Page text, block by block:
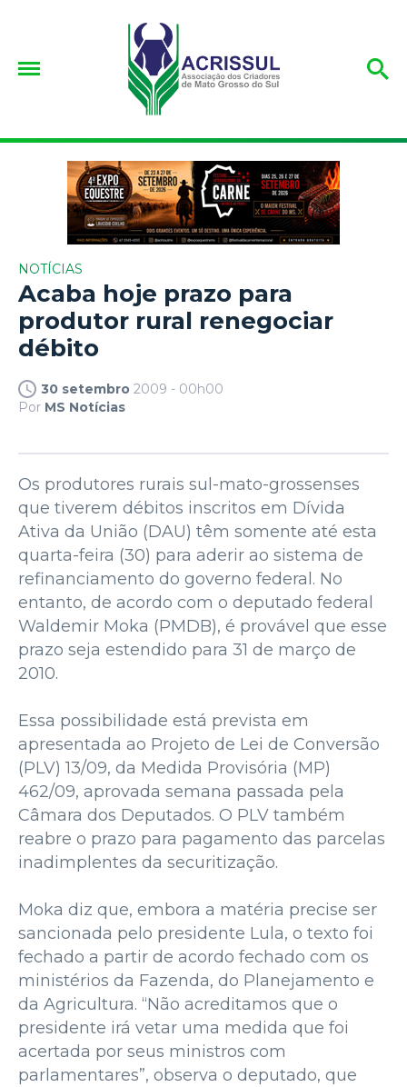
NOTÍCIAS
Acaba hoje prazo para
produtor rural renegociar
débito
30 setembro 2009 - 00h00
Por MS Notícias
Os produtores rurais sul-mato-grossenses
que tiverem débitos inscritos em Dívida
Ativa da União (DAU) têm somente até esta
quarta-feira (30) para aderir ao sistema de
refinanciamento do governo federal. No
entanto, de acordo com o deputado federal
Waldemir Moka (PMDB), é provável que esse
prazo seja estendido para 31 de março de
2010.
Essa possibilidade está prevista em
apresentada ao Projeto de Lei de Conversão
(PLV) 13/09, da Medida Provisória (MP)
462/09, aprovada semana passada pela
Câmara dos Deputados. O PLV também
reabre o prazo para pagamento das parcelas
inadimplentes da securitização.
Moka diz que, embora a matéria precise ser
sancionada pelo presidente Lula, o texto foi
fechado a partir de acordo fechado com os
ministérios da Fazenda, do Planejamento e
da Agricultura. “Não acreditamos que o
presidente irá vetar uma medida que foi
acertada por seus ministros com
parlamentares”, observa o deputado, que